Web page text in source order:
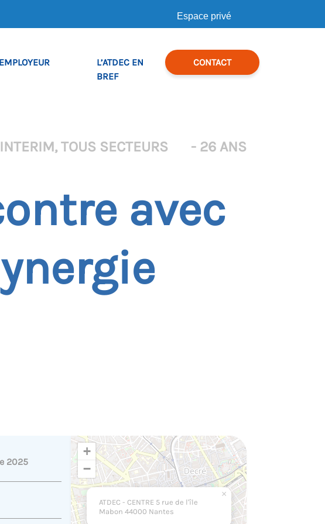
Espace privé
EMPLOYEUR
L’ATDEC EN
BREF
CONTACT
INTERIM, TOUS SECTEURS - 26 ANS
avec
2025
ATDEC - CENTRE 5 rue de l'île
Mabon 44000 Nantes
×
+
−